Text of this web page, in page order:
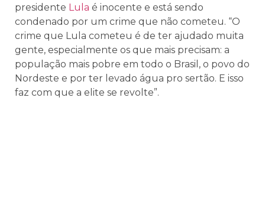
presidente Lula é inocente e está sendo
condenado por um crime que não cometeu. “O
crime que Lula cometeu é de ter ajudado muita
gente, especialmente os que mais precisam: a
população mais pobre em todo o Brasil, o povo do
Nordeste e por ter levado água pro sertão. E isso
faz com que a elite se revolte”.